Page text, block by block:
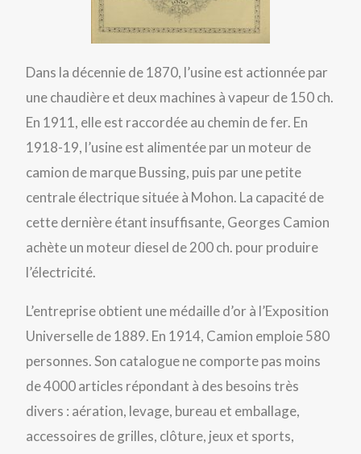
Dans la décennie de 1870, l’usine est actionnée par
une chaudière et deux machines à vapeur de 150 ch.
En 1911, elle est raccordée au chemin de fer. En
1918-19, l’usine est alimentée par un moteur de
camion de marque Bussing, puis par une petite
centrale électrique située à Mohon. La capacité de
cette dernière étant insuffisante, Georges Camion
achète un moteur diesel de 200 ch. pour produire
l’électricité.
L’entreprise obtient une médaille d’or à l’Exposition
Universelle de 1889. En 1914, Camion emploie 580
personnes. Son catalogue ne comporte pas moins
de 4000 articles répondant à des besoins très
divers : aération, levage, bureau et emballage,
accessoires de grilles, clôture, jeux et sports,